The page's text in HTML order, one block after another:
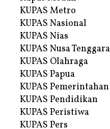
KUPAS Metro
KUPAS Nasional
KUPAS Nias
KUPAS Nusa Tenggara
KUPAS Olahraga
KUPAS Papua
KUPAS Pemerintahan
KUPAS Pendidikan
KUPAS Peristiwa
KUPAS Pers